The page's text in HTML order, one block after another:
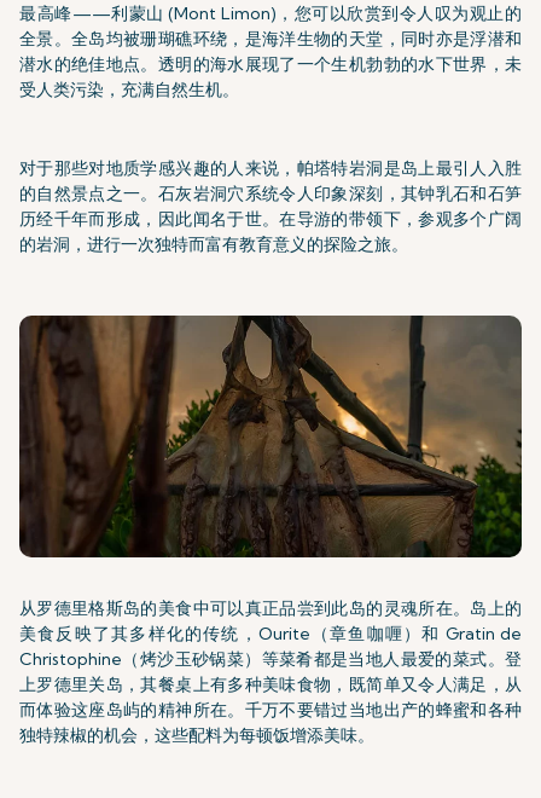
最高峰——利蒙山 (Mont Limon)，您可以欣赏到令人叹为观止的
全景。全岛均被珊瑚礁环绕，是海洋生物的天堂，同时亦是浮潜和
潜水的绝佳地点。透明的海水展现了一个生机勃勃的水下世界，未
受人类污染，充满自然生机。
对于那些对地质学感兴趣的人来说，帕塔特岩洞是岛上最引人入胜
的自然景点之一。石灰岩洞穴系统令人印象深刻，其钟乳石和石笋
历经千年而形成，因此闻名于世。在导游的带领下，参观多个广阔
的岩洞，进行一次独特而富有教育意义的探险之旅。
从罗德里格斯岛的美食中可以真正品尝到此岛的灵魂所在。岛上的
美食反映了其多样化的传统，Ourite（章鱼咖喱）和 Gratin de
Christophine（烤沙玉砂锅菜）等菜肴都是当地人最爱的菜式。登
上罗德里关岛，其餐桌上有多种美味食物，既简单又令人满足，从
而体验这座岛屿的精神所在。千万不要错过当地出产的蜂蜜和各种
独特辣椒的机会，这些配料为每顿饭增添美味。